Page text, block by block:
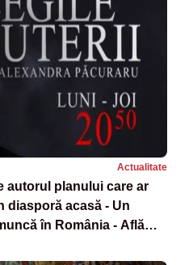
Actualitate
autorul planului care ar
diasporă acasă - Un
în România - Află